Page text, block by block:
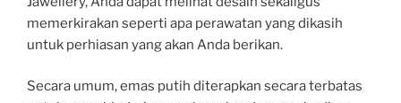
memerkirakan seperti apa perawatan yang dikasih
untuk perhiasan yang akan Anda berikan.
Secara umum, emas putih diterapkan secara terbatas